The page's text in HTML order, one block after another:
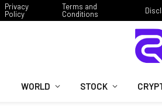
Privacy
Policy
Terms and
Conditions
WORLD STOCK